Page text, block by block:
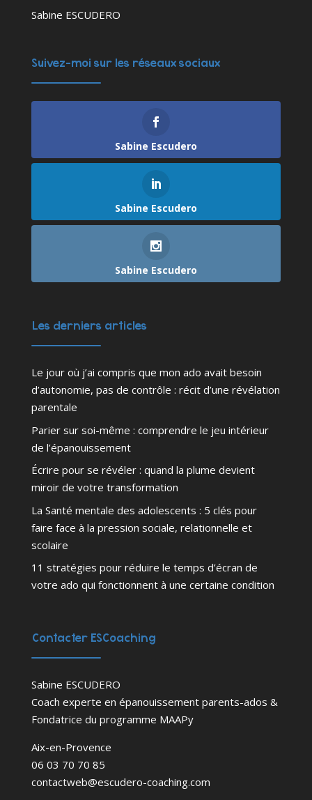
Sabine ESCUDERO
Suivez-moi sur les réseaux sociaux
Sabine Escudero
Sabine Escudero
Sabine Escudero
Les derniers articles
Le jour où j’ai compris que mon ado avait besoin
d’autonomie, pas de contrôle : récit d’une révélation
parentale
Parier sur soi-même : comprendre le jeu intérieur
de l’épanouissement
Écrire pour se révéler : quand la plume devient
miroir de votre transformation
La Santé mentale des adolescents : 5 clés pour
faire face à la pression sociale, relationnelle et
scolaire
11 stratégies pour réduire le temps d’écran de
votre ado qui fonctionnent à une certaine condition
Contacter ESCoaching
Sabine ESCUDERO
Coach experte en épanouissement parents-ados &
Fondatrice du programme MAAPy
Aix-en-Provence
06 03 70 70 85
contactweb@escudero-coaching.com